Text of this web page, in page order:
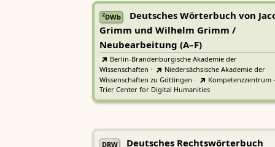
2DWb
Deutsches Wörterbuch von
Grimm und Wilhelm Grimm /
Neubearbeitung (A–F)
Berlin-Brandenburgische Akademie der
Wissenschaften ·
Niedersächsische Akademie der
Wissenschaften zu Göttingen ·
Kompetenzzentrum -
Trier Center for Digital Humanities
DRW Deutsches Rechtswörterbuch